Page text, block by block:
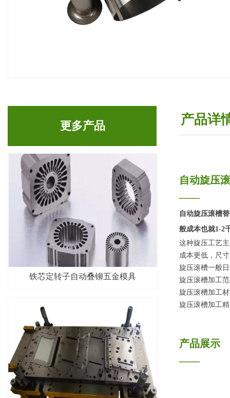
自动旋压
——
自动旋压滚槽
般成本也就1-2
这种旋压工艺
成本更低，尺
旋压滚槽一般
旋压滚槽加工
旋压滚槽加工
旋压滚槽加工
产品展示
——
产品详
更多产品
铁芯定转子自动叠铆五金模具